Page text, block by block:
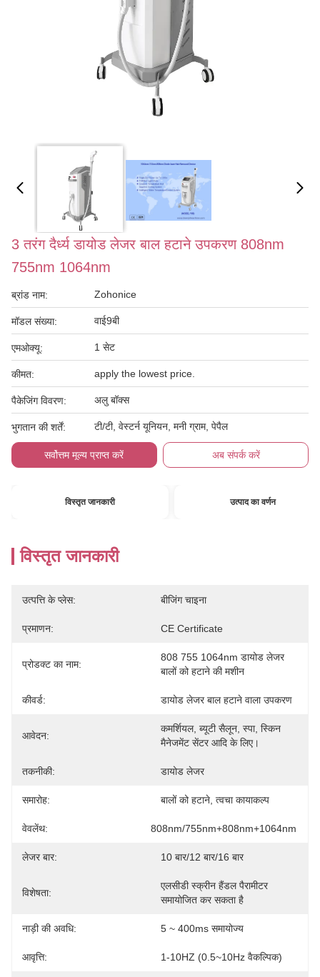
3 तरंग दैर्ध्य डायोड लेजर बाल हटाने उपकरण 808nm
755nm 1064nm
ब्रांड नाम: Zohonice
मॉडल संख्या: वाई9बी
एमओक्यू: 1 सेट
कीमत: apply the lowest price.
पैकेजिंग विवरण: अलु बॉक्स
भुगतान की शर्तें: टी/टी, वेस्टर्न यूनियन, मनी ग्राम, पेपैल
सर्वोत्तम मूल्य प्राप्त करें अब संपर्क करें
विस्तृत जानकारी उत्पाद का वर्णन
विस्तृत जानकारी
उत्पत्ति के प्लेस: बीजिंग चाइना
प्रमाणन: CE Certificate
प्रोडक्ट का नाम:
808 755 1064nm डायोड लेजर
बालों को हटाने की मशीन
कीवर्ड: डायोड लेजर बाल हटाने वाला उपकरण
आवेदन:
कमर्शियल, ब्यूटी सैलून, स्पा, स्किन
मैनेजमेंट सेंटर आदि के लिए।
तकनीकी: डायोड लेजर
समारोह: बालों को हटाने, त्वचा कायाकल्प
वेवलेंथ: 808nm/755nm+808nm+1064nm
लेजर बार: 10 बार/12 बार/16 बार
विशेषता:
एलसीडी स्क्रीन हैंडल पैरामीटर
समायोजित कर सकता है
नाड़ी की अवधि: 5 ~ 400ms समायोज्य
आवृत्ति: 1-10HZ (0.5~10Hz वैकल्पिक)